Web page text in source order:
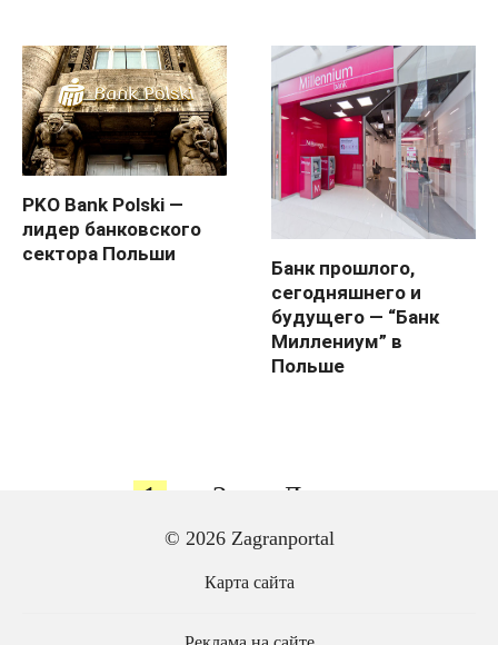
PKO Bank Polski —
лидер банковского
сектора Польши
Банк прошлого,
сегодняшнего и
будущего — “Банк
Миллениум” в
Польше
1 2 Далее
© 2026 Zagranportal
Карта сайта